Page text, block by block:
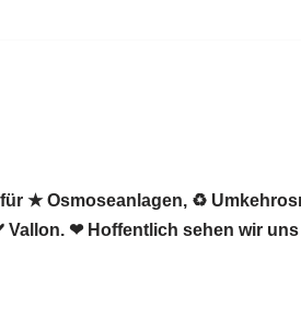
★ Osmoseanlagen, ♻
❤ Hoffentlich sehen wir